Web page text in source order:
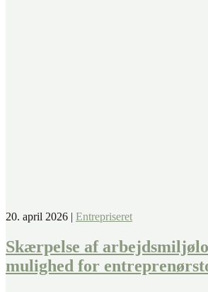
20. april 2026 | Entrepriseret
Skærpelse af
mulighed for